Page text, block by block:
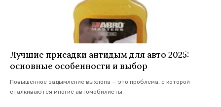
Лучшие присадки антидым для авто 2025:
основные особенности и выбор
Повышенное задымление выхлопа — это проблема, с которой
сталкиваются многие автомобилисты.